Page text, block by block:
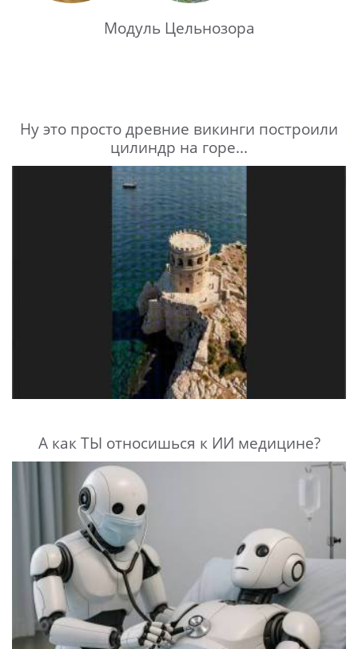
Модуль Цельнозора
Ну это просто древние викинги построили
цилиндр на горе...
А как ТЫ относишься к ИИ медицине?